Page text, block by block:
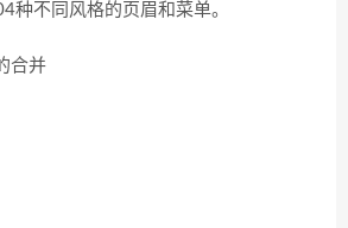
种不同风格的页眉和菜单。
合并